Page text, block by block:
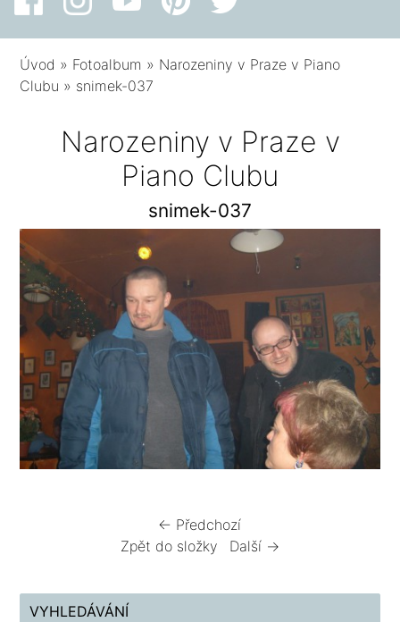
Úvod » Fotoalbum » Narozeniny v Praze v Piano
Clubu » snimek-037
Narozeniny v Praze v
Piano Clubu
snimek-037
← Předchozí
Zpět do složky
Další →
VYHLEDÁVÁNÍ